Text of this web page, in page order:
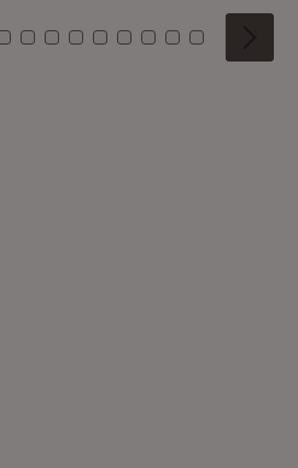
2 3 4
Kachel: 5
Zu Kachel: 6
Zu Kachel: 7
Zu Kachel: 8
Zu Kachel: 9
Zu Kachel: 10
Zu Kachel: 11
Zu Kachel: 12
Zu Kachel:
Zu